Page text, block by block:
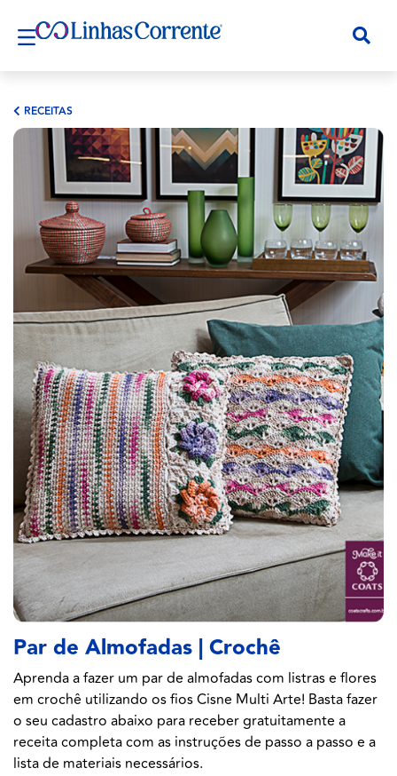
RECEITAS
Par de Almofadas | Crochê
Aprenda a fazer um par de almofadas com listras e flores
em crochê utilizando os fios Cisne Multi Arte! Basta fazer
o seu cadastro abaixo para receber gratuitamente a
receita completa com as instruções de passo a passo e a
lista de materiais necessários.